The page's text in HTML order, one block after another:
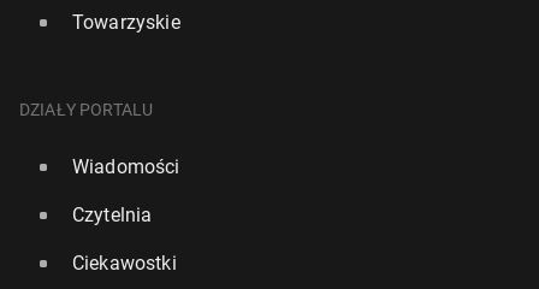
Towarzyskie
DZIAŁY PORTALU
Wiadomości
Czytelnia
Ciekawostki